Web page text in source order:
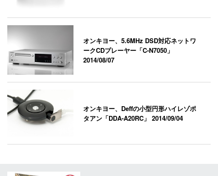
オンキヨー、5.6MHz DSD対応ネットワ
ークCDプレーヤー「C-N7050」
2014/08/07
オンキヨー、Deffの小型円形ハイレゾポ
タアン「DDA-A20RC」2014/09/04